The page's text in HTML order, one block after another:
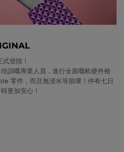
登陸！
訓嘅專業人員，進行全面嘅軟硬件檢
零件，而且無浸水等損壞！仲有七日
更加安心！